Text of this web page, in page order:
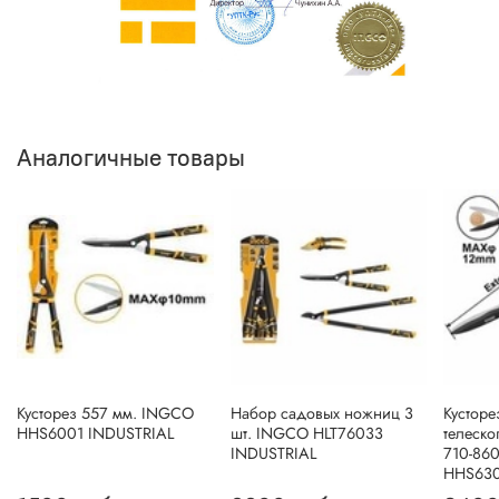
Аналогичные товары
Кусторез 557 мм. INGCO
HHS6001 INDUSTRIAL
Набор садовых ножниц 3
шт. INGCO HLT76033
INDUSTRIAL
710-